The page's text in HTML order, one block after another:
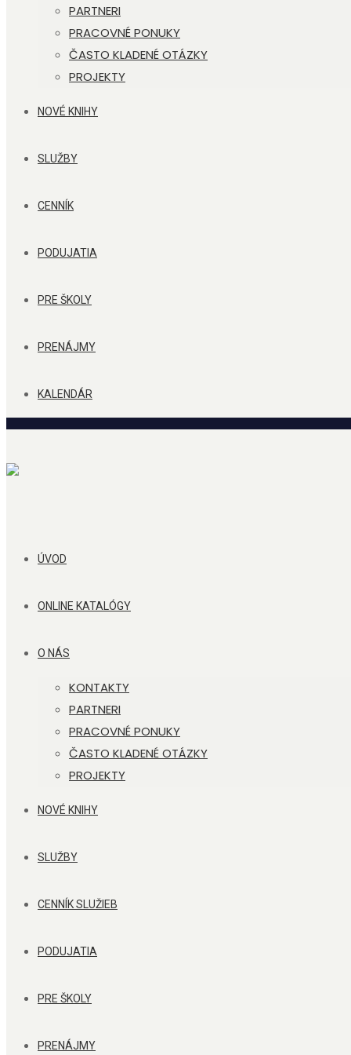
PARTNERI
PRACOVNÉ PONUKY
ČASTO KLADENÉ OTÁZKY
PROJEKTY
NOVÉ KNIHY
SLUŽBY
CENNÍK
PODUJATIA
PRE ŠKOLY
PRENÁJMY
KALENDÁR
ÚVOD
ONLINE KATALÓGY
O NÁS
KONTAKTY
PARTNERI
PRACOVNÉ PONUKY
ČASTO KLADENÉ OTÁZKY
PROJEKTY
NOVÉ KNIHY
SLUŽBY
CENNÍK SLUŽIEB
PODUJATIA
PRE ŠKOLY
PRENÁJMY